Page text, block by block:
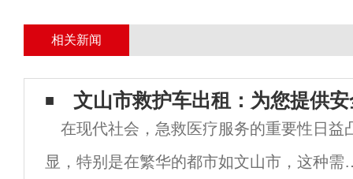
相关新闻
文山市救护车出租：为您提供
在现代社会，急救医疗服务的重要性日益
显，特别是在繁华的都市如文山市，这种需